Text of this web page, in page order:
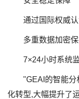
通过国际权威
多重数据加密
7×24小时系统
"GEAI的智能
化转型,大幅提升了